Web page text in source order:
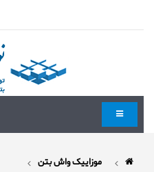
موزاییک واش بتن